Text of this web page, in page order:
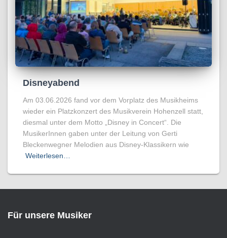
Disneyabend
Am 03.06.2026 fand vor dem Vorplatz des Musikheims
wieder ein Platzkonzert des Musikverein Hohenzell statt,
diesmal unter dem Motto „Disney in Concert“. Die
MusikerInnen gaben unter der Leitung von Gerti
Bleckenwegner Melodien aus Disney-Klassikern wie
Weiterlesen…
Für unsere Musiker